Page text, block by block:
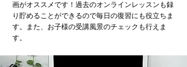
画がオススメです！過去のオンラインレッスンも録
り貯めることができるので毎日の復習にも役立ちま
す。また、お子様の受講風景のチェックも行えま
す。